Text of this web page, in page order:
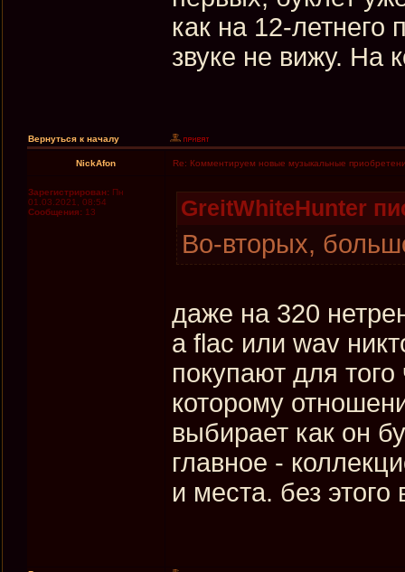
как на 12-
звуке не вижу. На
Вернуться к началу
NickAfon Re: Комментируем новые музыкальные
Зарегистрирован: Пн
01.03.2021, 08:54
Сообщения: 13 GreitWhiteHunter
Во-вторых,
даже на 320
а flac или wav
покупают для
которому
выбирает как он
главное -
и места. без